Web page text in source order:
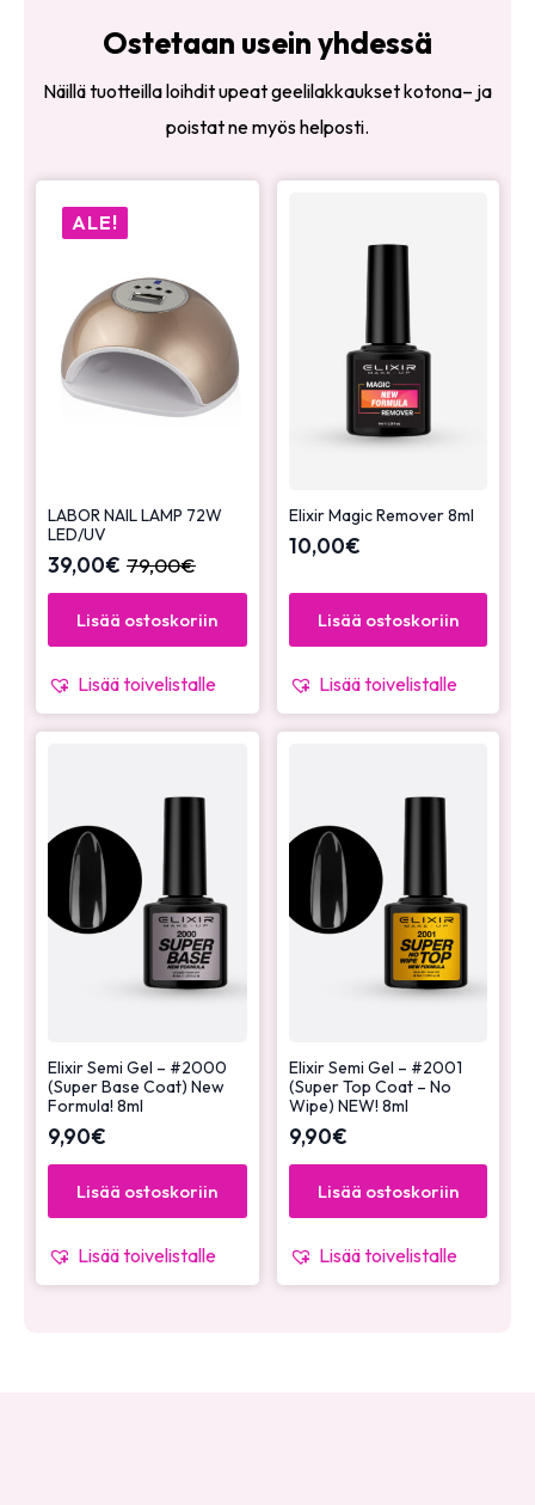
Ostetaan usein yhdessä
Näillä tuotteilla loihdit upeat geelilakkaukset kotona– ja
poistat ne myös helposti.
ALE!
LABOR NAIL LAMP 72W
LED/UV
79,00€
39,00€
Lisää ostoskoriin
Lisää toivelistalle
Elixir Magic Remover 8ml
10,00€
Lisää ostoskoriin
Lisää toivelistalle
Elixir Semi Gel – #2000
(Super Base Coat) New
Formula! 8ml
9,90€
Lisää ostoskoriin
Lisää toivelistalle
Elixir Semi Gel – #2001
(Super Top Coat – No
Wipe) NEW! 8ml
9,90€
Lisää ostoskoriin
Lisää toivelistalle